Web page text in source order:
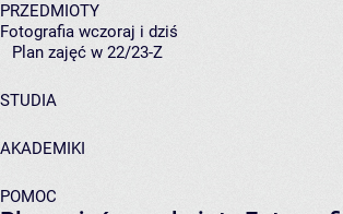
PRZEDMIOTY
Fotografia wczoraj i dziś
Plan zajęć w 22/23-Z
STUDIA
AKADEMIKI
POMOC